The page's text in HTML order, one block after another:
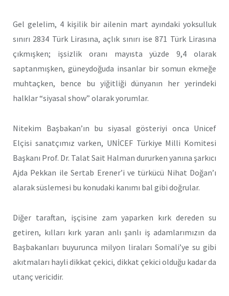
Gel gelelim, 4 kişilik bir ailenin mart ayındaki yoksulluk
sınırı 2834 Türk Lirasına, açlık sınırı ise 871 Türk Lirasına
çıkmışken; işsizlik oranı mayısta yüzde 9,4 olarak
saptanmışken, güneydoğuda insanlar bir somun ekmeğe
muhtaçken, bence bu yiğitliği dünyanın her yerindeki
halklar “siyasal show” olarak yorumlar.
Nitekim Başbakan’ın bu siyasal gösteriyi onca Unicef
Elçisi sanatçımız varken, UNİCEF Türkiye Milli Komitesi
Başkanı Prof. Dr. Talat Sait Halman dururken yanına şarkıcı
Ajda Pekkan ile Sertab Erener’i ve türkücü Nihat Doğan’ı
alarak süslemesi bu konudaki kanımı bal gibi doğrular.
Diğer taraftan, işçisine zam yaparken kırk dereden su
getiren, kılları kırk yaran anlı şanlı iş adamlarımızın da
Başbakanları buyurunca milyon liraları Somali’ye su gibi
akıtmaları hayli dikkat çekici, dikkat çekici olduğu kadar da
utanç vericidir.